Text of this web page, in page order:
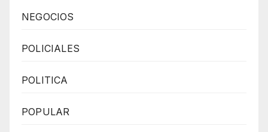
NEGOCIOS
POLICIALES
POLITICA
POPULAR